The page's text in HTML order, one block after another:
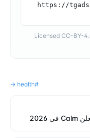
https://
Licensed CC-BY-
#
health
→